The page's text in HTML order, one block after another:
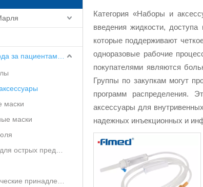
маски
маски
Категория «Наборы и
введения жидкости,
которые поддерживают
одноразовые рабочие
покупателями являются
Группы по закупкам могут
программ распределения.
аксессуары для
надежных инъекционных и